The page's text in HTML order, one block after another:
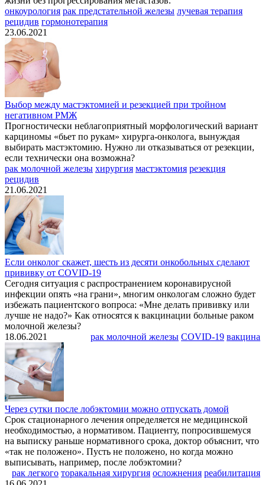
онкоурология рак предстательной железы лучевая терапия
рецидив гормонотерапия
23.06.2021
Выбор между мастэктомией и резекцией при тройном
негативном РМЖ
Прогностически неблагоприятный морфологический вариант
карциномы «бьет по рукам» хирурга-онколога, вынуждая
выбирать мастэктомию. Нужно ли отказываться от резекции,
если технически она возможна?
рак молочной железы хирургия мастэктомия резекция
рецидив
21.06.2021
Если онколог скажет, шесть из десяти онкобольных сделают
прививку от COVID-19
Сегодня ситуация с распространением коронавирусной
инфекции опять «на грани», многим онкологам сложно будет
избежать пациентского вопроса: «Мне делать прививку или
лучше не надо?» Как относятся к вакцинации больные раком
молочной железы?
рак молочной железы COVID-19 вакцина
18.06.2021
Через сутки после лобэктомии можно отпускать домой
Срок стационарного лечения определяется не медицинской
необходимостью, а нормативом. Пациенту, попросившемуся
на выписку раньше нормативного срока, доктор объяснит, что
«так не положено». Пусть не положено, но когда можно
выписывать, например, после лобэктомии?
рак легкого торакальная хирургия осложнения реабилитация